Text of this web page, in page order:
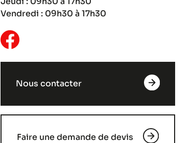
Vendredi : 09h30 à 17h30
Nous contacter
Faire une demande de devis